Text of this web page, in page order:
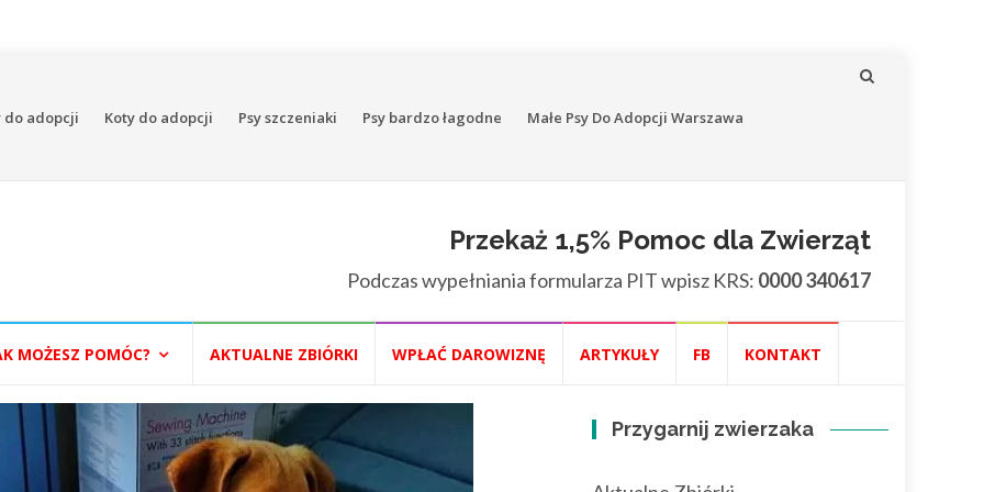
do adopcji Koty do adopcji Psy szczeniaki Psy bardzo łagodne Małe Psy Do Adopcji Warszawa
Przekaż 1,5% Pomoc dla Zwierząt
Podczas wypełniania formularza PIT wpisz KRS: 0000 340617
MOŻESZ POMÓC? AKTUALNE ZBIÓRKI WPŁAĆ DAROWIZNĘ ARTYKUŁY FB KONTAKT
Przygarnij zwierzaka